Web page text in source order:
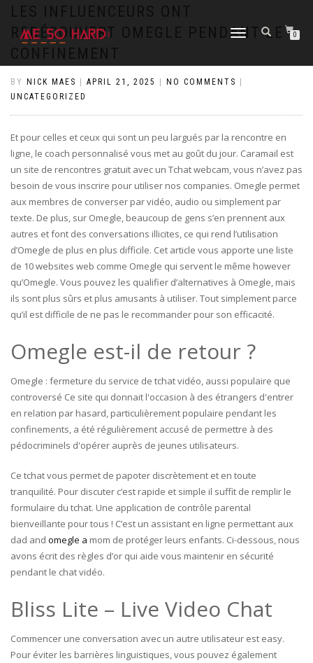
TOGGLE
0
REDÉCOUVERT OMEGLE PENDANT LE
BY NICK MAES APRIL 21, 2025 NO COMMENTS
UNCATEGORIZED
Et pour celles et ceux qui sont un peu largués par la rencontre en
ligne, le coach personnalisé vous met au goût du jour. Caramail est
un site de rencontres gratuit avec un Tchat webcam, vous n’avez pas
besoin de vous inscrire pour utiliser nos companies. Omegle permet
aux membres de converser par vidéo, audio ou simplement par
texte. De plus, sur Omegle, beaucoup de gens s’en prennent aux
autres et font des conversations illicites, ce qui rend l’utilisation
d’Omegle de plus en plus difficile. Cet article vous apporte une liste
de 10 websites web comme Omegle qui servent le même however
qu’Omegle. Vous pouvez les qualifier d’alternatives à Omegle, mais
ils sont plus sûrs et plus amusants à utiliser. Tout simplement parce
qu’il est difficile de ne pas le recommander pour son efficacité.
Omegle est-il de retour ?
Omegle : fermeture du service de tchat vidéo, aussi populaire que
controversé Ce site qui donnait l'occasion à des étrangers d'entrer
en relation par hasard, particulièrement populaire pendant les
confinements, a été régulièrement accusé de permettre à des
pédocriminels d'opérer auprès de jeunes utilisateurs.
Ce tchat vous permet de papoter discrètement et en toute
tranquilité. Pour discuter c’est rapide et simple il suffit de remplir le
formulaire du tchat. Une application de contrôle parental
bienveillante pour tous ! C’est un assistant en ligne permettant aux
dad and omegle a mom de protéger leurs enfants. Ci-dessous, nous
avons écrit des règles d’or qui aide vous maintenir en sécurité
pendant le chat vidéo.
Bliss Lite – Live Video Chat
Commencer une conversation avec un autre utilisateur est easy.
Pour éviter les barrières linguistiques, vous pouvez également